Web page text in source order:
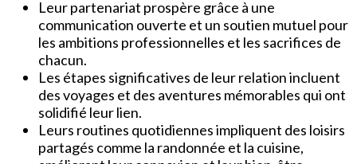
Leur partenariat prospère grâce à une
communication ouverte et un soutien mutuel pour
les ambitions professionnelles et les sacrifices de
chacun.
Les étapes significatives de leur relation incluent
des voyages et des aventures mémorables qui ont
solidifié leur lien.
Leurs routines quotidiennes impliquent des loisirs
partagés comme la randonnée et la cuisine,